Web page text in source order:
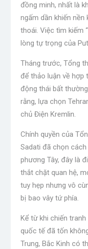
đồng minh, nhất là
ngấm dần khiến
thoái. Việc tìm kiếm
lòng tự trọng của
Tháng trước, Tổng
để thảo luận về hợp
động thái bất
rằng, lựa chọn
chủ Điện Kremlin.
Chính quyền của
Sadati đã chọn
phương Tây, đây là
thắt chặt quan hệ,
tuy hẹp nhưng vô
bị bao vây tứ phía.
Kể từ khi chiến
quốc tế đã tốn
Trung, Bắc Kinh có